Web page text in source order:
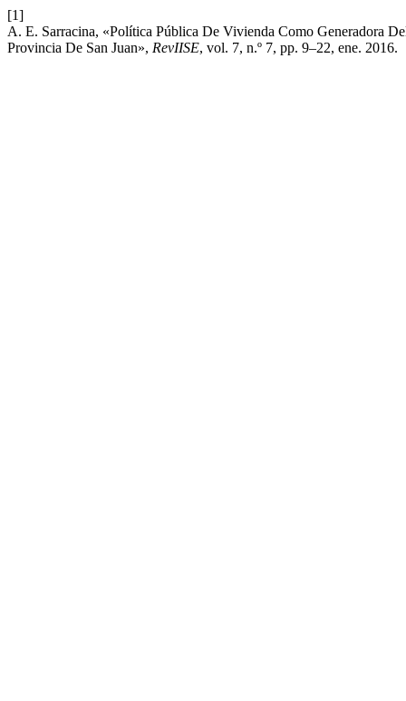
[1]
A. E. Sarracina, «Política Pública De Vivienda Como Generadora
Provincia De San Juan», RevIISE, vol. 7, n.º 7, pp. 9–22, ene. 2016.